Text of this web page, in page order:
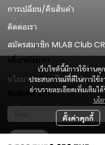
เว็บไซต์นี้มีการใช้งาน
ประสบการณ์ที่ดีในการใช้
อ่านรายละเอียดเพิ่มเติมไ
นโ
ตั้งค่าคุกกี้
การเปลี่ยน/คืนสินค้า
ติดต่อเรา
สมัครสมาชิก MLAB Club
เกี่ยวกับเรา
นโยบายความเป็นส่วนตัว
Subscribe